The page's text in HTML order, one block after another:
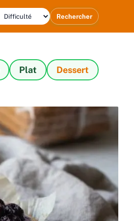
Rechercher
Plat Dessert